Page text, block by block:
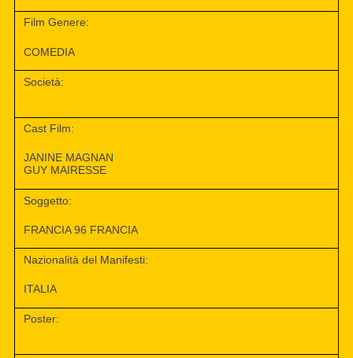
Film Genere:
COMEDIA
Società:
Cast Film:
JANINE MAGNAN
GUY MAIRESSE
Soggetto:
FRANCIA 96 FRANCIA
Nazionalità del Manifesti:
ITALIA
Poster: